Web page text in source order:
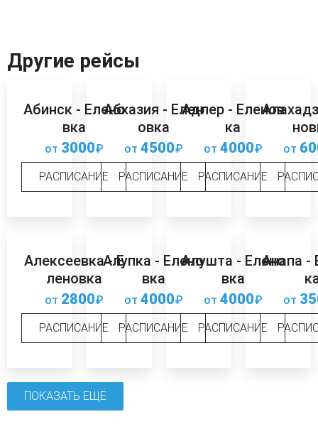
Другие рейсы
Абинск - Елено
вка
от 3000₽
РАСПИСАНИЕ
Абхазия - Елен
овка
от 4500₽
РАСПИСАНИЕ
Адлер - Еленов
ка
от 4000₽
РАСПИСАНИЕ
от
Алексеевка - Е
леновка
от 2800₽
РАСПИСАНИЕ
Алупка - Елено
вка
от 4000₽
РАСПИСАНИЕ
Алушта - Елено
вка
от 4000₽
РАСПИСАНИЕ
Анапа -
от
ПОКАЗАТЬ ЕЩЁ